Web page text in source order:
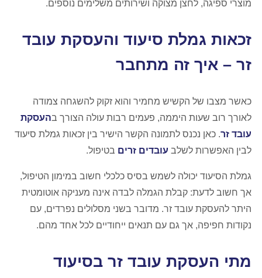
מוצרי ספיגה, לחצן מצוקה ושירותים משלימים נוספים.
זכאות גמלת סיעוד והעסקת עובד
זר – איך זה מתחבר
כאשר מצבו של הקשיש מחמיר והוא זקוק להשגחה צמודה
לאורך רוב שעות היממה, פעמים רבות עולה הצורך בהעסקת
עובד זר. כאן נכנס לתמונה הקשר הישיר בין זכאות גמלת סיעוד
לבין האפשרות לשלב עובדים זרים בטיפול.
גמלת הסיעוד יכולה לשמש בסיס כלכלי חשוב במימון הטיפול,
אך חשוב לדעת: קבלת הגמלה לבדה אינה מעניקה אוטומטית
היתר להעסקת עובד זר. מדובר בשני מסלולים נפרדים, עם
נקודות חפיפה, אך גם עם תנאים ייחודיים לכל אחד מהם.
מתי העסקת עובד זר בסיעוד